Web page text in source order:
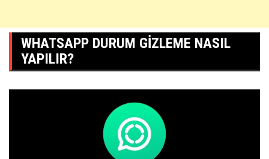
WHATSAPP DURUM GIZLEME NASIL
YAPILIR?